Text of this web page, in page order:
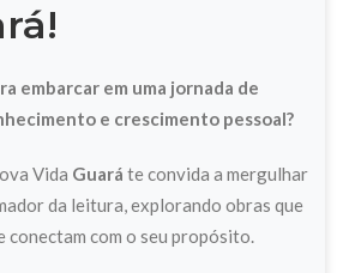
embarcar em uma jornada de
e crescimento pessoal?
Vida Guará te convida a mergulhar
da leitura, explorando obras que
conectam com o seu propósito.